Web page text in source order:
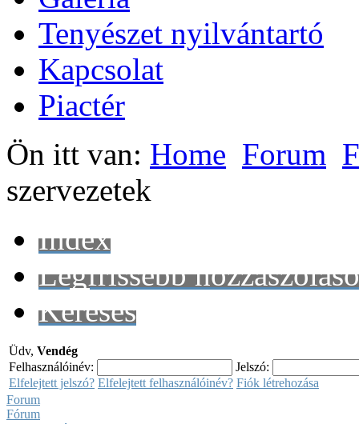
Tenyészet nyilvántartó
Kapcsolat
Piactér
Ön itt van: Home Forum
szervezetek
Index
Legfrissebb
Keresés
Üdv, Vendég
Felhasználóinév:
Jelszó:
Elfelejtett jelszó? Elfelejtett felhasználóinév? Fiók létrehozása
Forum
Fórum